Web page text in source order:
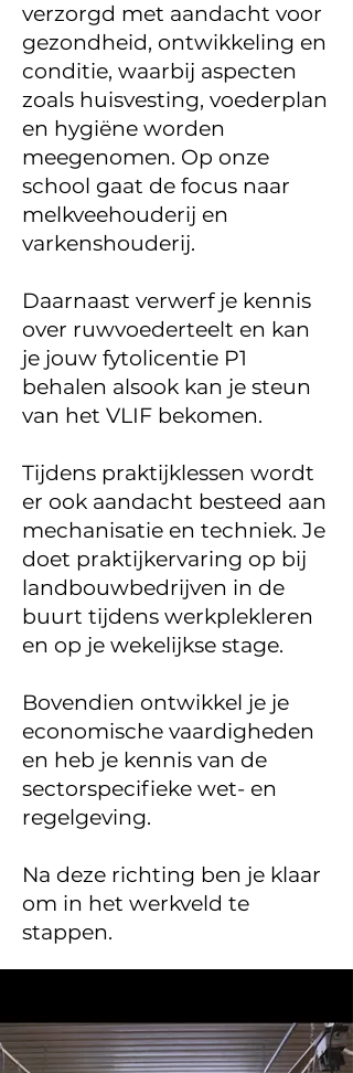
verzorgd met aandacht voor
gezondheid, ontwikkeling en
conditie, waarbij aspecten
zoals huisvesting, voederplan
en hygiëne worden
meegenomen. Op onze
school gaat de focus naar
melkveehouderij en
varkenshouderij.
Daarnaast verwerf je kennis
over ruwvoederteelt en kan
je jouw fytolicentie P1
behalen alsook kan je steun
van het VLIF bekomen.
Tijdens praktijklessen wordt
er ook aandacht besteed aan
mechanisatie en techniek. Je
doet praktijkervaring op bij
landbouwbedrijven in de
buurt tijdens werkplekleren
en op je wekelijkse stage.
Bovendien ontwikkel je je
economische vaardigheden
en heb je kennis van de
sectorspecifieke wet- en
regelgeving.
Na deze richting ben je klaar
om in het werkveld te
stappen.